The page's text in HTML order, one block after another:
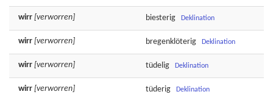
wirr [verworren] biesterig Deklination
wirr [verworren] bregenklöterig Deklination
wirr [verworren] tüdelig Deklination
wirr [verworren] tüderig Deklination